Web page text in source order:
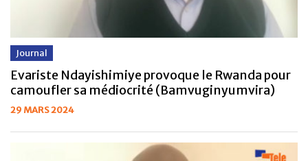
Journal
Evariste Ndayishimiye provoque le Rwanda pour
camoufler sa médiocrité (Bamvuginyumvira)
29 MARS 2024